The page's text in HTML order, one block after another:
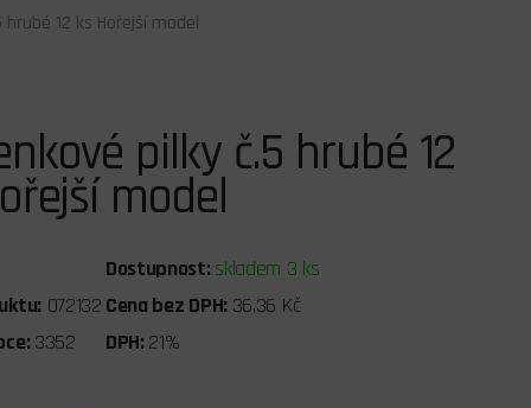
12 ks Hořejší model
pilky č.5 hrubé 12
model
Dostupnost: skladem 3 ks
072132 Cena bez DPH: 36,36 Kč
3352 DPH: 21%